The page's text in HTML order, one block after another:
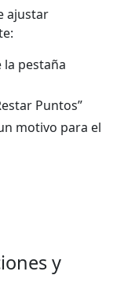
ajustar
la pestaña
Puntos”
motivo para el
y